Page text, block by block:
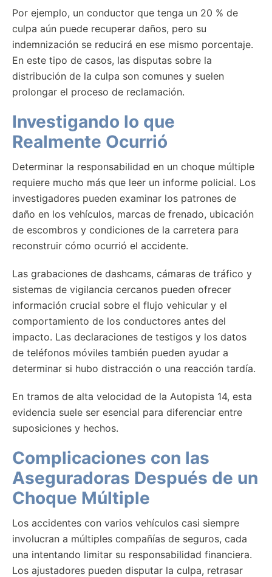
Por ejemplo, un conductor que tenga un 20 % de
culpa aún puede recuperar daños, pero su
indemnización se reducirá en ese mismo porcentaje.
En este tipo de casos, las disputas sobre la
distribución de la culpa son comunes y suelen
prolongar el proceso de reclamación.
Investigando lo que
Realmente Ocurrió
Determinar la responsabilidad en un choque múltiple
requiere mucho más que leer un informe policial. Los
investigadores pueden examinar los patrones de
daño en los vehículos, marcas de frenado, ubicación
de escombros y condiciones de la carretera para
reconstruir cómo ocurrió el accidente.
Las grabaciones de dashcams, cámaras de tráfico y
sistemas de vigilancia cercanos pueden ofrecer
información crucial sobre el flujo vehicular y el
comportamiento de los conductores antes del
impacto. Las declaraciones de testigos y los datos
de teléfonos móviles también pueden ayudar a
determinar si hubo distracción o una reacción tardía.
En tramos de alta velocidad de la Autopista 14, esta
evidencia suele ser esencial para diferenciar entre
suposiciones y hechos.
Complicaciones con las
Aseguradoras Después de un
Choque Múltiple
Los accidentes con varios vehículos casi siempre
involucran a múltiples compañías de seguros, cada
una intentando limitar su responsabilidad financiera.
Los ajustadores pueden disputar la culpa, retrasar